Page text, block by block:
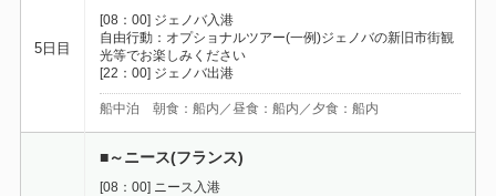
5日目
[08：00] ジェノバ入港
自由行動：オプショナルツアー(一例)ジェノバの新旧市街観
光等でお楽しみください
[22：00] ジェノバ出港
船中泊 朝食：船内／昼食：船内／夕食：船内
■～ニース(フランス)
[08：00] ニース入港